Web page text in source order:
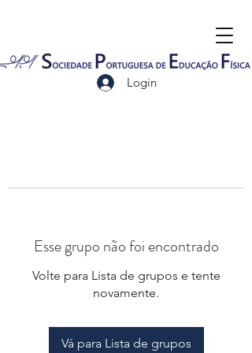
Login
Esse grupo não foi encontrado
Volte para Lista de grupos e tente
novamente.
Vá para Lista de grupos